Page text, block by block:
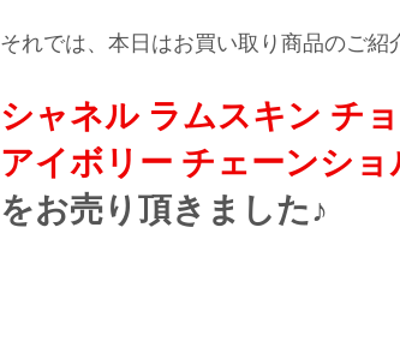
それでは、本日はお買い取り商品のご紹
シャネル ラムスキン チ
アイボリー チェーンシ
をお売り頂きました♪